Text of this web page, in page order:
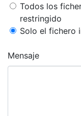
Todos los
restringido
Solo el fichero
Mensaje